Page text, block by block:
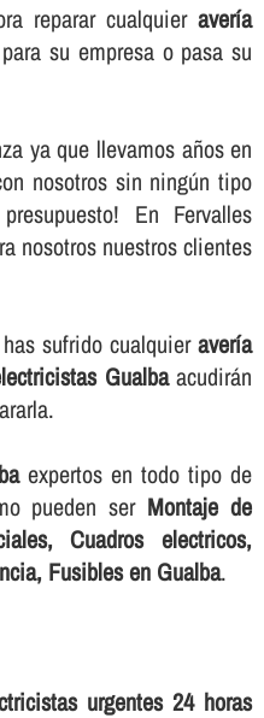
reparar cualquieraverí­a
su empresa o pasa su
ya que llevamos años en
nosotros sin ningún tipo
En Fervalles
nosotros nuestros clientes
sufrido cualquieraverí­a
Gualbaacudirán
expertos en todo tipo de
pueden ser Montaje de
Cuadros electricos,
Fusibles en Gualba.
urgentes 24 horas